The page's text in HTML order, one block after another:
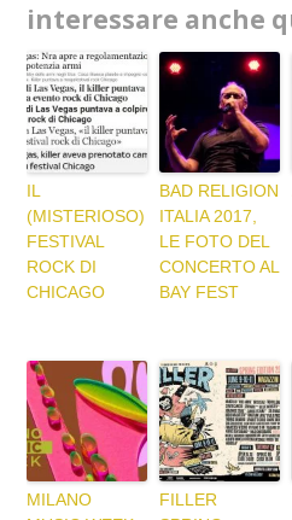
interessare anche
IL
(MISTERIOSO)
FESTIVAL
ROCK DI
CHICAGO
BAD RELIGION
ITALIA 2017,
LE FOTO DEL
CONCERTO AL
BAY FEST
MILANO
FILLER